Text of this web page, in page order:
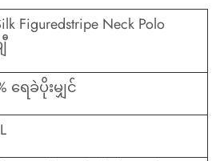
Figuredstripe Neck Polo
ရေခဲပိုးမျှင်